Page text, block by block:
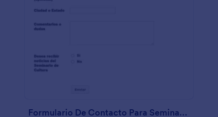
Formulario De Contacto Para Seminarios